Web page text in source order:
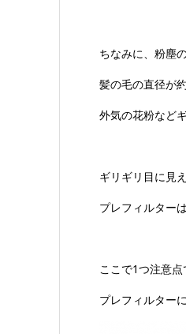
ちなみに、粉塵
髪の毛の直径が
外気の花粉など
ギリギリ目に見
プレフィルター
ここで1つ注意点
プレフィルター